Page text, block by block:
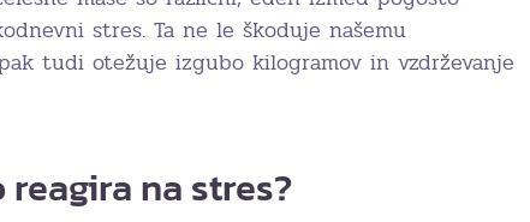
stres. Ta ne le škoduje našemu
tudi otežuje izgubo kilogramov in vzdrževanje
na stres?